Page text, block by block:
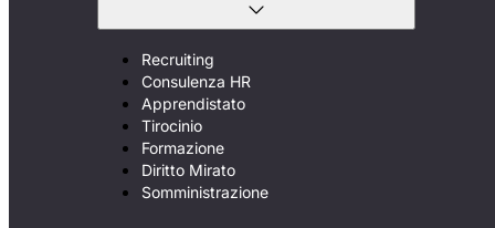
Recruiting
Consulenza HR
Apprendistato
Tirocinio
Formazione
Diritto Mirato
Somministrazione